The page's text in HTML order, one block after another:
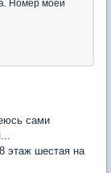
Номер моей
сами
этаж шестая на